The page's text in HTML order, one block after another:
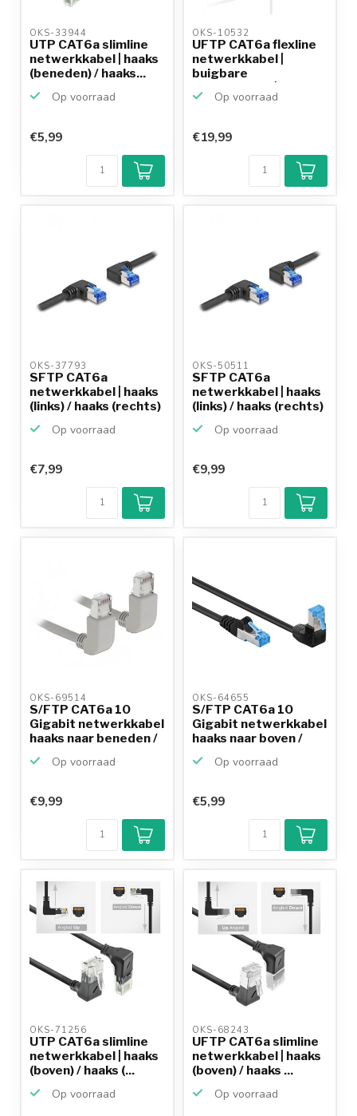
OKS-33944
UTP CAT6a slimline
netwerkkabel | haaks
(beneden) / haaks...
Op voorraad
€5,99
OKS-10532
UFTP CAT6a flexline
netwerkkabel |
buigbare
Op voorraad
€19,99
OKS-37793
SFTP CAT6a
netwerkkabel | haaks
(links) / haaks (rechts)
Op voorraad
€7,99
OKS-50511
SFTP CAT6a
netwerkkabel | haaks
(links) / haaks (rechts)
Op voorraad
9,2/10
Achteraf
betalen mogelijk
€9,99
OKS-69514
S/FTP CAT6a 10
Gigabit netwerkkabel
haaks naar beneden /
Op voorraad
€9,99
OKS-64655
S/FTP CAT6a 10
Gigabit netwerkkabel
haaks naar boven /
Op voorraad
€5,99
OKS-71256
UTP CAT6a slimline
netwerkkabel | haaks
(boven) / haaks (...
Op voorraad
OKS-68243
UFTP CAT6a slimline
netwerkkabel | haaks
(boven) / haaks ...
Op voorraad